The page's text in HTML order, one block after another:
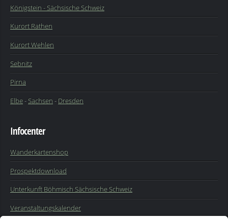
Königstein - Sächsische Schweiz
Kurort Rathen
Kurort Wehlen
Sebnitz
Pirna
Elbe-Sachsen - Dresden
Infocenter
Wanderkartenshop
Prospektdownload
Unterkunft Böhmisch Sächsische Schweiz
Veranstaltungskalender